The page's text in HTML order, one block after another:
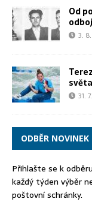
Od
3.
31.
ODBĚR
Přihlašte se k
každý týden výběr
poštovní schránky.